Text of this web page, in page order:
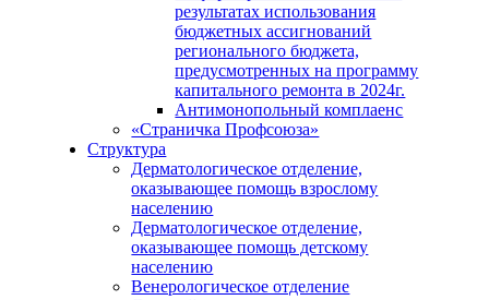
результатах использования
бюджетных ассигнований
регионального бюджета,
предусмотренных на программу
капитального ремонта в 2024г.
Антимонопольный комплаенс
«Страничка Профсоюза»
Структура
Дерматологическое отделение,
оказывающее помощь взрослому
населению
Дерматологическое отделение,
оказывающее помощь детскому
населению
Венерологическое отделение